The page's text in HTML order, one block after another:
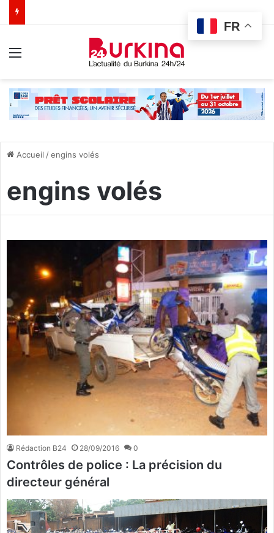
Accueil /engins volés
engins volés
Rédaction B24 28/09/2016 0
Contrôles de police : La précision du
directeur général
FR